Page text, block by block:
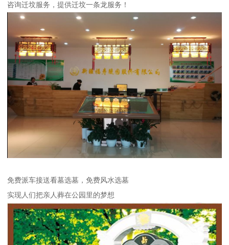
咨询迁坟服务，提供迁坟一条龙服务！
免费派车接送看墓选墓，免费风水选墓
实现人们把亲人葬在公园里的梦想